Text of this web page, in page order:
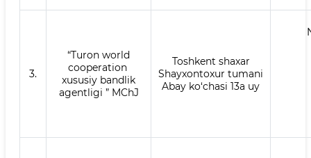
3.
“Turon world
cooperation
xususiy bandlik
agentligi ” MChJ
Toshkent shaxar
Shayxontoxur tumani
Abay ko‘chasi 13a uy